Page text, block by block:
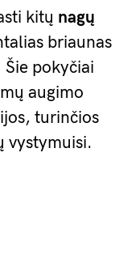
kitų nagų
briaunas
pokyčiai
augimo
turinčios
vystymuisi.